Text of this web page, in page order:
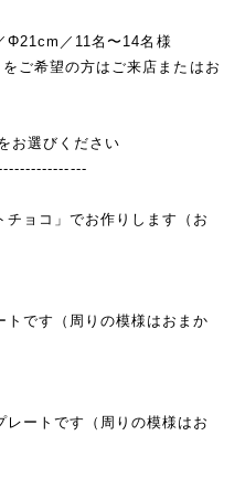
Φ21cm／11名〜14名様
ご希望の方はご来店またはお
お選びください
チョコ」でお作りします（お
です（周りの模様はおまか
ートです（周りの模様はお